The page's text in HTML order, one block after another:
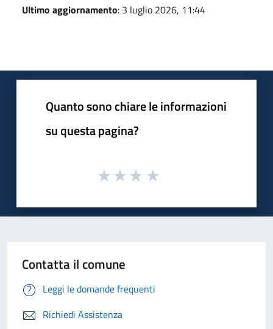
Ultimo aggiornamento: 3 luglio 2026, 11:44
Quanto sono chiare le informazioni
su questa pagina?
Contatta il comune
Leggi le domande frequenti
Richiedi Assistenza